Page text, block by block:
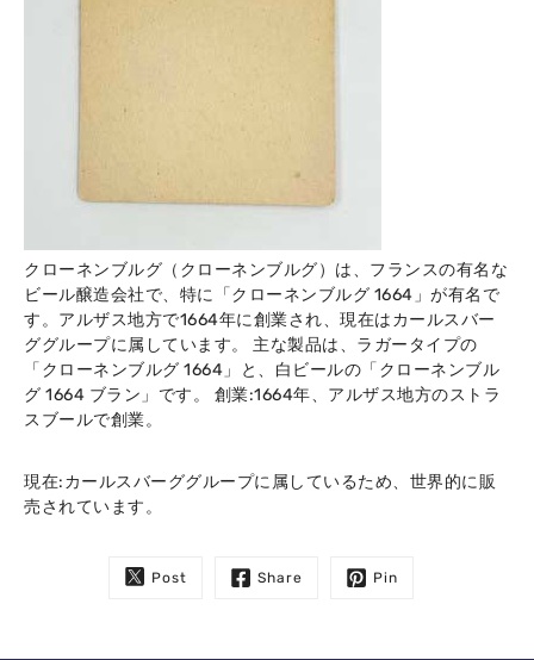
クローネンブルグ（クローネンブルグ）は、フランスの有名な
ビール醸造会社で、特に「クローネンブルグ 1664」が有名で
す。アルザス地方で1664年に創業され、現在はカールスバー
ググループに属しています。 主な製品は、ラガータイプの
「クローネンブルグ 1664」と、白ビールの「クローネンブル
グ 1664 ブラン」です。
創業:1664年、アルザス地方のストラ
スブールで創業。
現在:カールスバーググループに属しているため、世界的に販
売されています。
Post Share Pin